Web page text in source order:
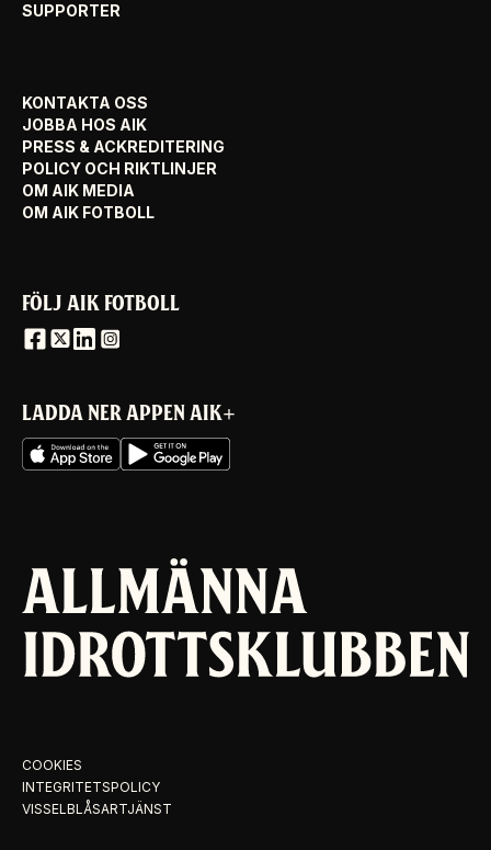
SUPPORTER
KONTAKTA OSS
JOBBA HOS AIK
PRESS & ACKREDITERING
POLICY OCH RIKTLINJER
OM AIK MEDIA
OM AIK FOTBOLL
FÖLJ AIK FOTBOLL
LADDA NER APPEN AIK+
COOKIES
INTEGRITETSPOLICY
VISSELBLÅSARTJÄNST